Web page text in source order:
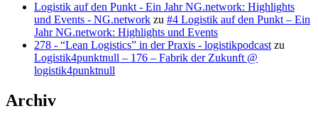
Logistik auf den Punkt - Ein Jahr NG.network: Highlights
und Events - NG.network zu #4 Logistik auf den Punkt – Ein
Jahr NG.network: Highlights und Events
278 - “Lean Logistics” in der Praxis - logistikpodcast zu
Logistik4punktnull – 176 – Fabrik der Zukunft @
logistik4punktnull
Archiv